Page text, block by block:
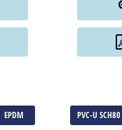
EPDM PVC-U SCH80